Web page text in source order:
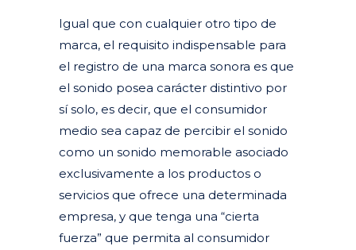
Igual que con cualquier otro tipo de
marca, el requisito indispensable para
el registro de una marca sonora es que
el sonido posea carácter distintivo por
sí solo, es decir, que el consumidor
medio sea capaz de percibir el sonido
como un sonido memorable asociado
exclusivamente a los productos o
servicios que ofrece una determinada
empresa, y que tenga una “cierta
fuerza” que permita al consumidor